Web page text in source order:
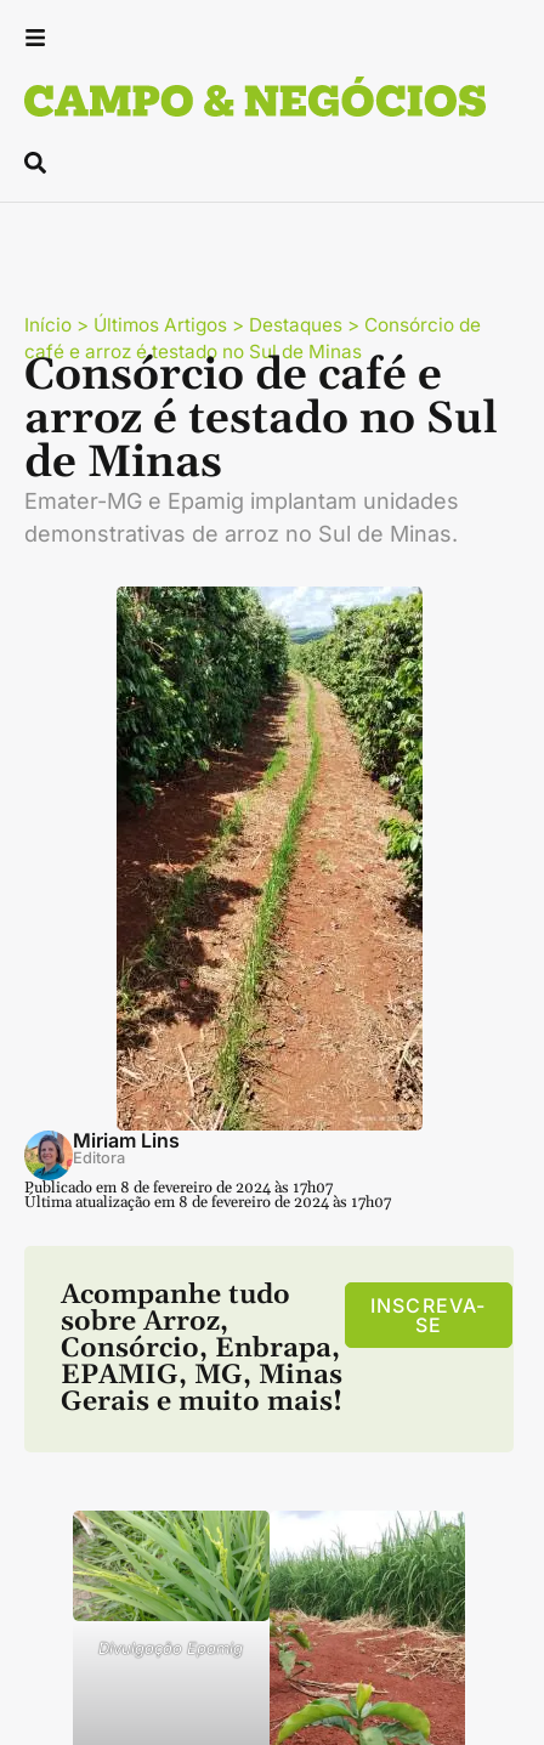
Início > Últimos Artigos > Destaques > Consórcio de
café e arroz é testado no Sul de Minas
Consórcio de café e
arroz é testado no Sul
de Minas
Emater-MG e Epamig implantam unidades
demonstrativas de arroz no Sul de Minas.
Miriam Lins
Editora
Publicado em 8 de fevereiro de 2024 às 17h07
Última atualização em 8 de fevereiro de 2024 às 17h07
Acompanhe tudo
sobre Arroz,
Consórcio, Enbrapa,
EPAMIG, MG, Minas
Gerais e muito mais!
INSCREVA-
SE
Divulgação Epamig